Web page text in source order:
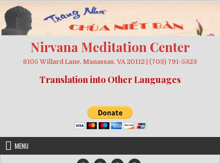
to
content
Nirvana Meditation Center
8105 Willard Lane, Manassas, VA 20112 | (703) 791-5323
Translation into Other Languages
MENU